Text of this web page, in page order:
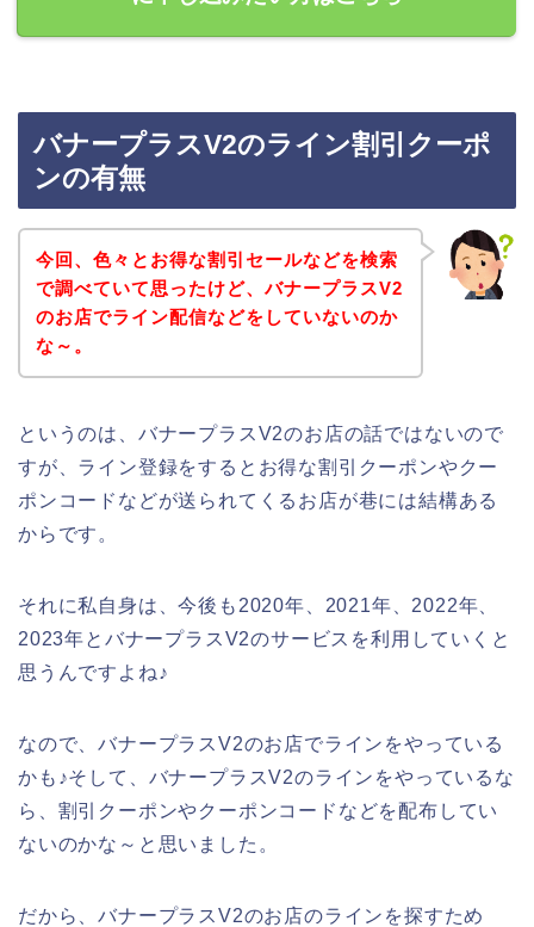
バナープラスV2のライン割引クーポ
ンの有無
今回、色々とお得な割引セールなどを検索
で調べていて思ったけど、バナープラスV2
のお店でライン配信などをしていないのか
な～。
というのは、バナープラスV2のお店の話ではないので
すが、ライン登録をするとお得な割引クーポンやクー
ポンコードなどが送られてくるお店が巷には結構ある
からです。
それに私自身は、今後も2020年、2021年、2022年、
2023年とバナープラスV2のサービスを利用していくと
思うんですよね♪
なので、バナープラスV2のお店でラインをやっている
かも♪そして、バナープラスV2のラインをやっているな
ら、割引クーポンやクーポンコードなどを配布してい
ないのかな～と思いました。
だから、バナープラスV2のお店のラインを探すため